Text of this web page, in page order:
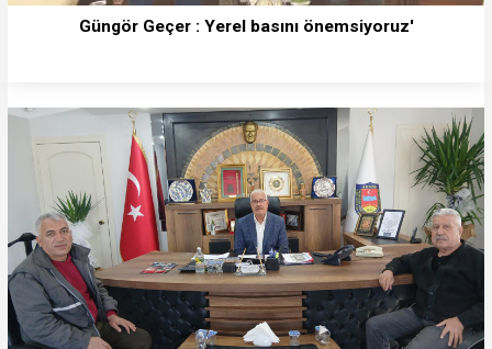
Güngör Geçer : Yerel basını önemsiyoruz'